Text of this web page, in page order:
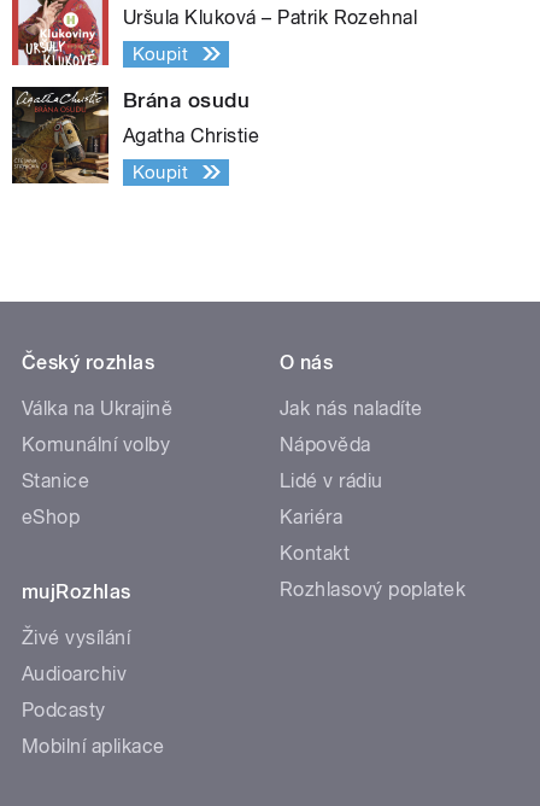
Uršula Kluková – Patrik Rozehnal
Koupit
Brána osudu
Agatha Christie
Koupit
Český rozhlas
Válka na Ukrajině
Komunální volby
Stanice
eShop
mujRozhlas
Živé vysílání
Audioarchiv
Podcasty
Mobilní aplikace
O nás
Jak nás naladíte
Nápověda
Lidé v rádiu
Kariéra
Kontakt
Rozhlasový poplatek